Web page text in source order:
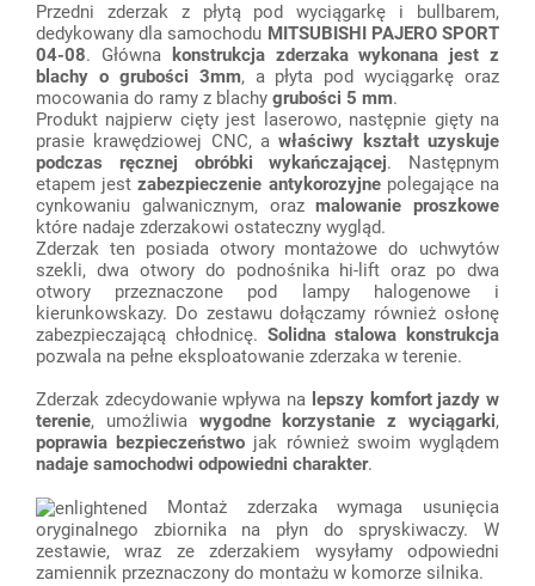
Przedni zderzak z płytą pod wyciągarkę i bullbarem,
dedykowany dla samochodu MITSUBISHI PAJERO SPORT
04-08. Główna
konstrukcja zderzaka wykonana jest z
blachy o grubości 3mm, a płyta pod wyciągarkę oraz
mocowania do ramy z blachy grubości 5 mm.
Produkt najpierw cięty jest laserowo, następnie gięty na
prasie krawędziowej CNC, a właściwy kształt uzyskuje
podczas ręcznej obróbki wykańczającej. Następnym
etapem jestzabezpieczenie antykorozyjnepolegające na
cynkowaniu galwanicznym, orazmalowanie proszkowe
które nadaje zderzakowi ostateczny wygląd.
Zderzak ten posiada otwory montażowe do uchwytów
szekli, dwa otwory do podnośnika hi-lift oraz po dwa
otwory przeznaczone pod lampy halogenowe i
kierunkowskazy. Do zestawu dołączamy również osłonę
zabezpieczającą chłodnicę. Solidna stalowa konstrukcja
pozwala na pełne eksploatowanie zderzaka w terenie.
Zderzak zdecydowanie wpływa na lepszy komfort jazdy w
terenie, umożliwia wygodne korzystanie z wyciągarki,
poprawia bezpieczeństwo jak również swoim wyglądem
nadaje samochodwi odpowiedni charakter.
Montaż zderzaka wymaga usunięcia
oryginalnego zbiornika na płyn do spryskiwaczy. W
zestawie, wraz ze zderzakiem wysyłamy odpowiedni
zamiennik przeznaczony do montażu w komorze silnika.